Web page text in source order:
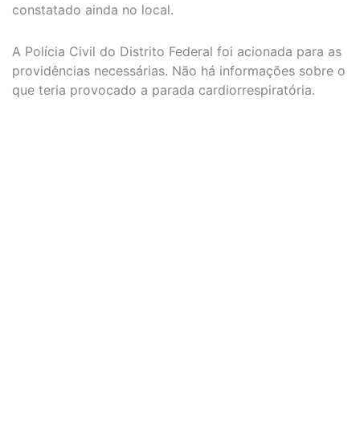
constatado ainda no local.
A Polícia Civil do Distrito Federal foi acionada para as
providências necessárias. Não há informações sobre o
que teria provocado a parada cardiorrespiratória.